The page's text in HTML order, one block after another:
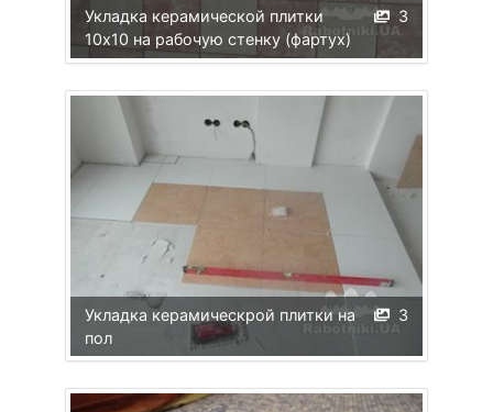
3
Укладка керамической плитки
10х10 на рабочую стенку (фартух)
3
Укладка керамическрой плитки на
пол